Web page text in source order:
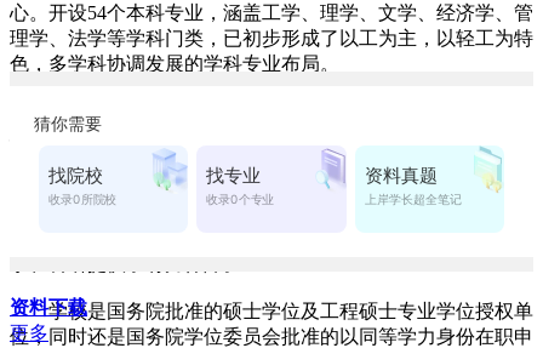
心。开设54个本科专业，涵盖工学、理学、文学、经济学、管
理学、法学等学科门类，已初步形成了以工为主，以轻工为特
色，多学科协调发展的学科专业布局。
学校办学条件优良，基础设施齐全，拥有现代教育技术中
心和先进的多媒体教室、数字化语音室，50多个教学实验室
（中心），教学科研仪器设备总值1.49亿元。教学用计算机
3500余台套，数字化语音室、自主学习网络教室、多媒体教室
130余个，图书馆藏书186万册，电子图书120万册。中外文期
刊1300余种，可提供中外文数据库检索20余种，为学校的教
学校是国务院批准的硕士学位及工程硕士专业学位授权单
位，同时还是国务院学位委员会批准的以同等学力身份在职申
资料下载
更多